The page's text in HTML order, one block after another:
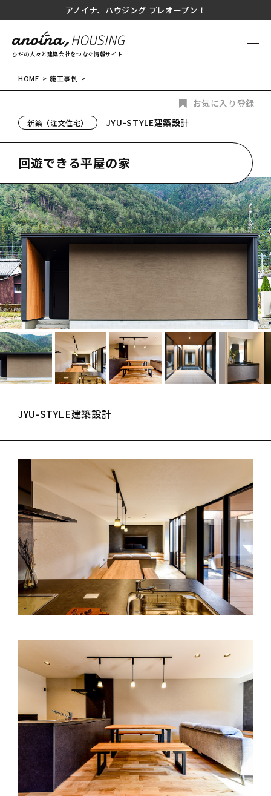
アノイナ、ハウジング プレオープン！
ひだの人々と建築会社をつなぐ情報サイト
HOME 施工事例
新築（注文住宅） JYU-STYLE建築設計
回遊できる平屋の家
お気に入り登録
JYU-STYLE建築設計